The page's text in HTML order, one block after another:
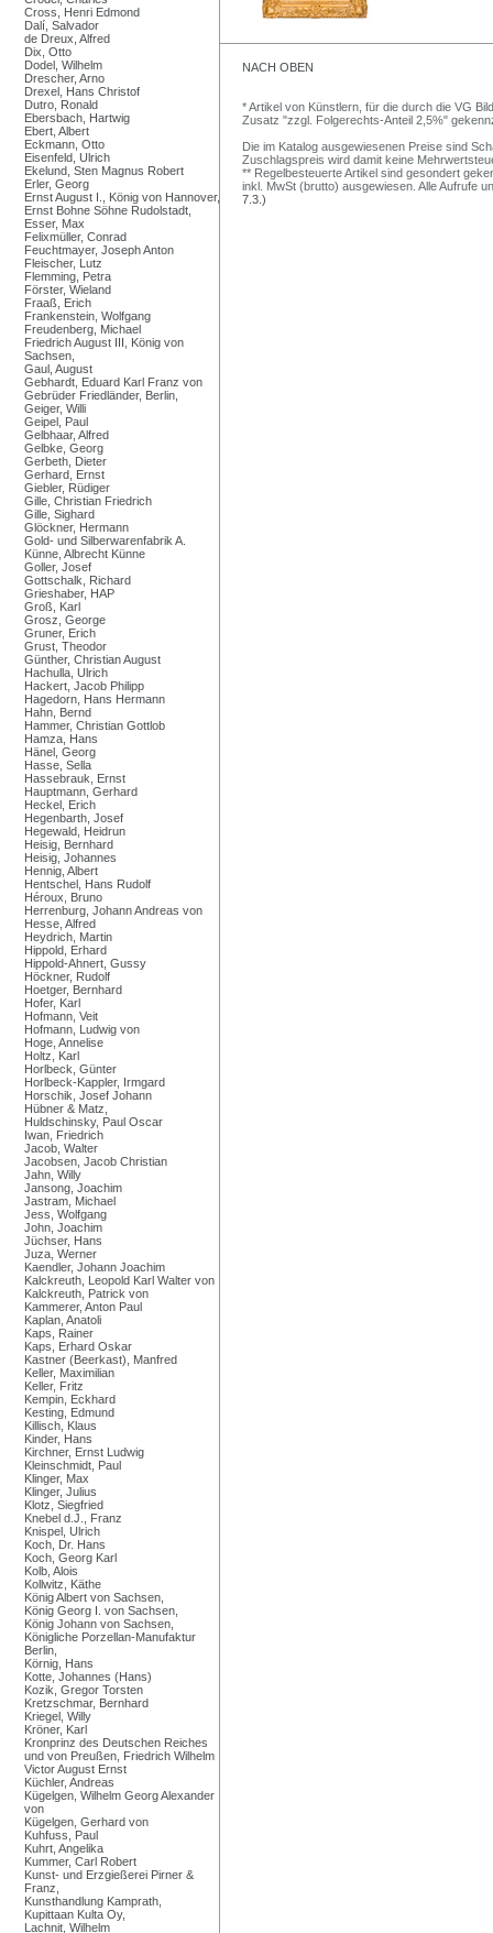
Cross, Henri Edmond
Dalí, Salvador
de Dreux, Alfred
Dix, Otto
Dodel, Wilhelm
Drescher, Arno
Drexel, Hans Christof
Dutro, Ronald
Ebersbach, Hartwig
Ebert, Albert
Eckmann, Otto
Eisenfeld, Ulrich
Ekelund, Sten Magnus Robert
Erler, Georg
Ernst August I., König von Hannover,
Ernst Bohne Söhne Rudolstadt,
Esser, Max
Felixmüller, Conrad
Feuchtmayer, Joseph Anton
Fleischer, Lutz
Flemming, Petra
Förster, Wieland
Fraaß, Erich
Frankenstein, Wolfgang
Freudenberg, Michael
Friedrich August III, König von
Sachsen,
Gaul, August
Gebhardt, Eduard Karl Franz von
Gebrüder Friedländer, Berlin,
Geiger, Willi
Geipel, Paul
Gelbhaar, Alfred
Gelbke, Georg
Gerbeth, Dieter
Gerhard, Ernst
Giebler, Rüdiger
Gille, Christian Friedrich
Gille, Sighard
Glöckner, Hermann
Gold- und Silberwarenfabrik A.
Künne, Albrecht Künne
Goller, Josef
Gottschalk, Richard
Grieshaber, HAP
Groß, Karl
Grosz, George
Gruner, Erich
Grust, Theodor
Günther, Christian August
Hachulla, Ulrich
Hackert, Jacob Philipp
Hagedorn, Hans Hermann
Hahn, Bernd
Hammer, Christian Gottlob
Hamza, Hans
Hänel, Georg
Hasse, Sella
Hassebrauk, Ernst
Hauptmann, Gerhard
Heckel, Erich
Hegenbarth, Josef
Hegewald, Heidrun
Heisig, Bernhard
Heisig, Johannes
Hennig, Albert
Hentschel, Hans Rudolf
Héroux, Bruno
Herrenburg, Johann Andreas von
Hesse, Alfred
Heydrich, Martin
Hippold, Erhard
Hippold-Ahnert, Gussy
Höckner, Rudolf
Hoetger, Bernhard
Hofer, Karl
Hofmann, Veit
Hofmann, Ludwig von
Hoge, Annelise
Holtz, Karl
Horlbeck, Günter
Horlbeck-Kappler, Irmgard
Horschik, Josef Johann
Hübner & Matz,
Huldschinsky, Paul Oscar
Iwan, Friedrich
Jacob, Walter
Jacobsen, Jacob Christian
Jahn, Willy
Jansong, Joachim
Jastram, Michael
Jess, Wolfgang
John, Joachim
Jüchser, Hans
Juza, Werner
Kaendler, Johann Joachim
Kalckreuth, Leopold Karl Walter von
Kalckreuth, Patrick von
Kammerer, Anton Paul
Kaplan, Anatoli
Kaps, Rainer
Kaps, Erhard Oskar
Kastner (Beerkast), Manfred
Keller, Maximilian
Keller, Fritz
Kempin, Eckhard
Kesting, Edmund
Killisch, Klaus
Kinder, Hans
Kirchner, Ernst Ludwig
Kleinschmidt, Paul
Klinger, Max
Klinger, Julius
Klotz, Siegfried
Knebel d.J., Franz
Knispel, Ulrich
Koch, Dr. Hans
Koch, Georg Karl
Kolb, Alois
Kollwitz, Käthe
König Albert von Sachsen,
König Georg I. von Sachsen,
König Johann von Sachsen,
Königliche Porzellan-Manufaktur
Berlin,
Körnig, Hans
Kotte, Johannes (Hans)
Kozik, Gregor Torsten
Kretzschmar, Bernhard
Kriegel, Willy
Kröner, Karl
Kronprinz des Deutschen Reiches
und von Preußen, Friedrich Wilhelm
Victor August Ernst
Küchler, Andreas
Kügelgen, Wilhelm Georg Alexander
von
Kügelgen, Gerhard von
Kuhfuss, Paul
Kuhrt, Angelika
Kummer, Carl Robert
Kunst- und Erzgießerei Pirner &
Franz,
Kunsthandlung Kamprath,
Kupittaan Kulta Oy,
Lachnit, Wilhelm
NACH OBEN
* Artikel von Künstlern, für die durch die VG
Zusatz "zzgl. Folgerechts-Anteil 2,5%"
Die im Katalog ausgewiesenen Preise sind
Zuschlagspreis wird damit keine
** Regelbesteuerte Artikel sind gesondert
inkl. MwSt (brutto) ausgewiesen. Alle Aufrufe
7.3.)